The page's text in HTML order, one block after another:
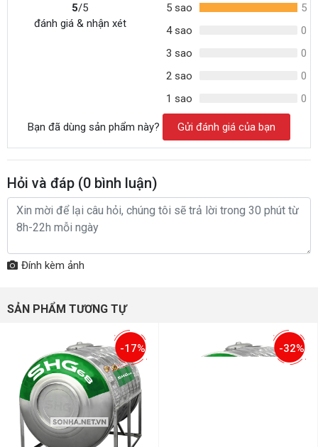
5/5
đánh giá & nhận xét
5 sao
5
4 sao
0
3 sao
0
2 sao
0
1 sao
0
Bạn đã dùng sản phẩm này? Gửi đánh giá của bạn
Hỏi và đáp (0 bình luận)
Đính kèm ảnh
SẢN PHẨM TƯƠNG TỰ
-17% -32%